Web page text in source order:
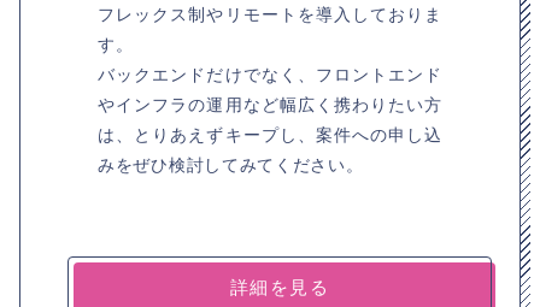
フレックス制やリモートを導入しておりま
す。
バックエンドだけでなく、フロントエンド
やインフラの運用など幅広く携わりたい方
は、とりあえずキープし、案件への申し込
みをぜひ検討してみてください。
詳細を見る